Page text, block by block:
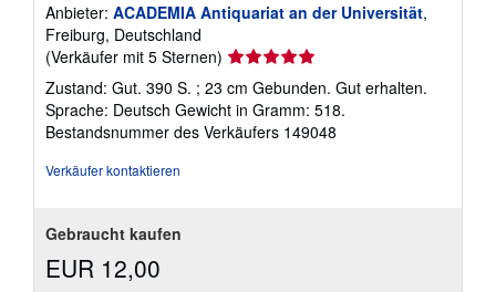
Anbieter: ACADEMIA Antiquariat an der Universität,
Freiburg, Deutschland
(Verkäufer mit 5 Sternen) Verkäuferbewertung
von
5
Sternen
Zustand: Gut. 390 S. ; 23 cm Gebunden. Gut erhalten.
Sprache: Deutsch Gewicht in Gramm: 518.
Bestandsnummer des Verkäufers 149048
Verkäufer kontaktieren
Gebraucht kaufen
EUR 12,00